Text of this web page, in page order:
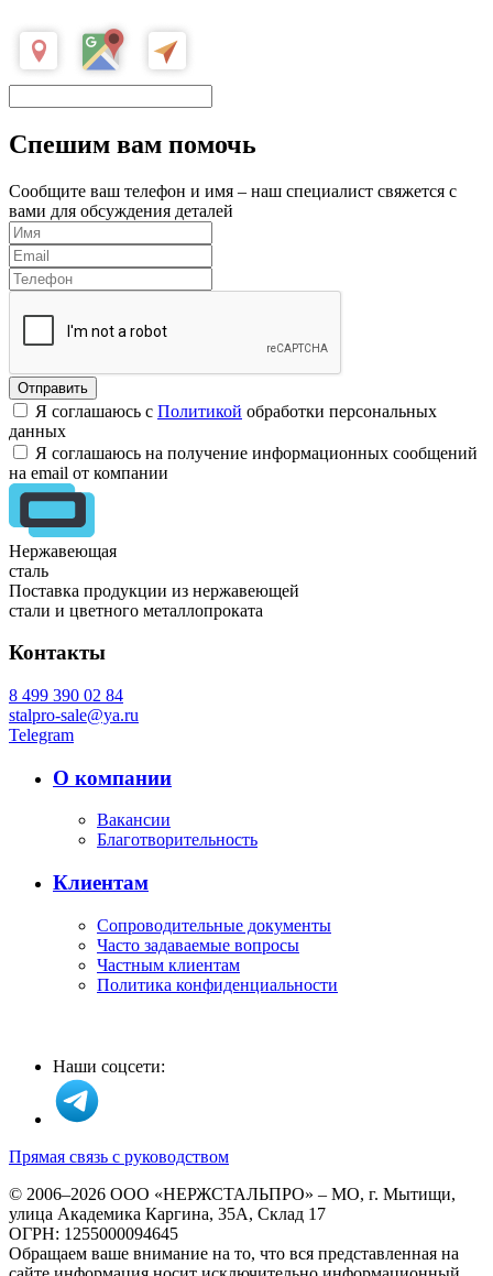
Спешим вам помочь
Сообщите ваш телефон и имя – наш специалист свяжется с
вами для обсуждения деталей
Я соглашаюсь с Политикой обработки персональных
данных
Я соглашаюсь на получение информационных сообщений
на email от компании
Нержавеющая
сталь
Поставка продукции из нержавеющей
стали и цветного металлопроката
Контакты
8 499 390 02 84
stalpro-sale@ya.ru
Telegram
О компании
Вакансии
Благотворительность
Клиентам
Сопроводительные документы
Часто задаваемые вопросы
Частным клиентам
Политика конфиденциальности
Наши соцсети:
Прямая связь с руководством
© 2006–2026 ООО «НЕРЖСТАЛЬПРО» – МО, г. Мытищи,
улица Академика Каргина, 35А, Склад 17
ОГРН: 1255000094645
Обращаем ваше внимание на то, что вся представленная на